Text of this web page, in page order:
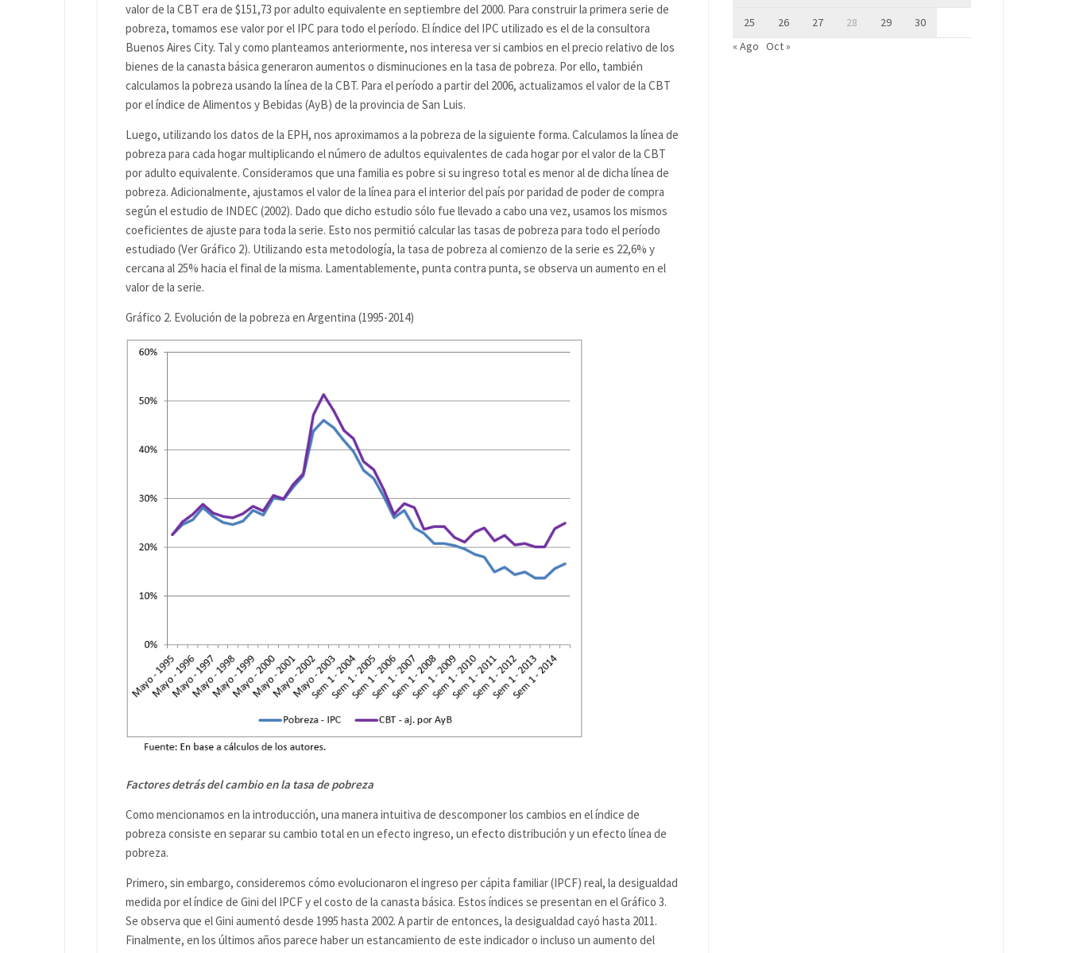
valor de la CBT era de $151,73 por adulto equivalente en septiembre del 2000. Para construir la primera serie de
pobreza, tomamos ese valor por el IPC para todo el período. El índice del IPC utilizado es el de la consultora
Buenos Aires City. Tal y como planteamos anteriormente, nos interesa ver si cambios en el precio relativo de los
bienes de la canasta básica generaron aumentos o disminuciones en la tasa de pobreza. Por ello, también
calculamos la pobreza usando la línea de la CBT. Para el período a partir del 2006, actualizamos el valor de la CBT
por el índice de Alimentos y Bebidas (AyB) de la provincia de San Luis.
Luego, utilizando los datos de la EPH, nos aproximamos a la pobreza de la siguiente forma. Calculamos la línea de
pobreza para cada hogar multiplicando el número de adultos equivalentes de cada hogar por el valor de la CBT
por adulto equivalente. Consideramos que una familia es pobre si su ingreso total es menor al de dicha línea de
pobreza. Adicionalmente, ajustamos el valor de la línea para el interior del país por paridad de poder de compra
según el estudio de INDEC (2002). Dado que dicho estudio sólo fue llevado a cabo una vez, usamos los mismos
coeficientes de ajuste para toda la serie. Esto nos permitió calcular las tasas de pobreza para todo el período
estudiado (Ver Gráfico 2). Utilizando esta metodología, la tasa de pobreza al comienzo de la serie es 22,6% y
cercana al 25% hacia el final de la misma. Lamentablemente, punta contra punta, se observa un aumento en el
valor de la serie.
Gráfico 2. Evolución de la pobreza en Argentina (1995-2014)
Factores detrás del cambio en la tasa de pobreza
Como mencionamos en la introducción, una manera intuitiva de descomponer los cambios en el índice de
pobreza consiste en separar su cambio total en un efecto ingreso, un efecto distribución y un efecto línea de
pobreza.
Primero, sin embargo, consideremos cómo evolucionaron el ingreso per cápita familiar (IPCF) real, la desigualdad
medida por el índice de Gini del IPCF y el costo de la canasta básica. Estos índices se presentan en el Gráfico 3.
Se observa que el Gini aumentó desde 1995 hasta 2002. A partir de entonces, la desigualdad cayó hasta 2011.
Finalmente, en los últimos años parece haber un estancamiento de este indicador o incluso un aumento del
25 26 27 28 29
30
« Ago Oct »